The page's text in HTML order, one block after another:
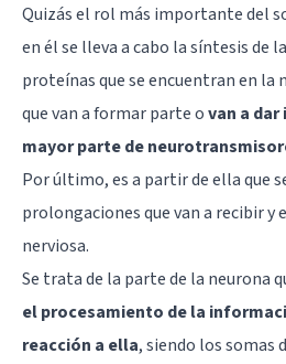
Quizás el rol más importante del
en él se lleva a cabo la síntesis de
proteínas que se encuentran en la
que van a formar parte ovan a
mayor parte de
Por último, es a partir de ella que
prolongaciones que van a recibir y
nerviosa.
Se trata de la parte de la neurona
el procesamiento de la
reacción a ella, siendo los somas